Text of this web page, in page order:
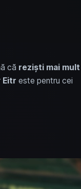
că reziști mai mult
Eitr este pentru cei